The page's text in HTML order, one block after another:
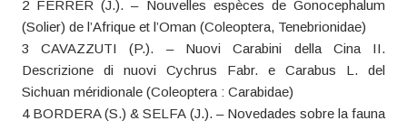
2 FERRER (J.). – Nouvelles espèces de Gonocephalum
(Solier) de l’Afrique et l’Oman (Coleoptera, Tenebrionidae)
3 CAVAZZUTI (P.). – Nuovi Carabini della Cina II.
Descrizione di nuovi Cychrus Fabr. e Carabus L. del
Sichuan méridionale (Coleoptera : Carabidae)
4 BORDERA (S.) & SELFA (J.). – Novedades sobre la fauna